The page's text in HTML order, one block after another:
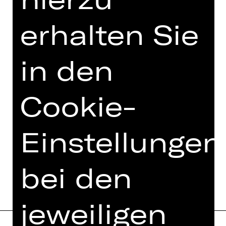
TERMINE UND BESETZUNG
VIDEO/AUDIO
FOTOS
PRESSESTIMMEN
MEHR DAZU IM DIGITALEN
FUNDUS
PROGRAMMHEFT
erhalten Sie
in den
Cookie-
Einstellungen
bei den
jeweiligen